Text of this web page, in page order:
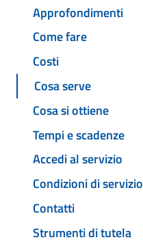
Approfondimenti
Come fare
Costi
Cosa serve
Cosa si ottiene
Tempi e scadenze
Accedi al servizio
Condizioni di servizio
Contatti
Strumenti di tutela